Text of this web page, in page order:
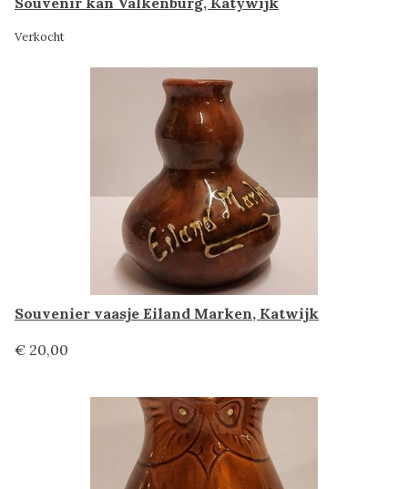
Verkocht
Souvenier vaasje Eiland Marken, Katwijk
€ 20,00